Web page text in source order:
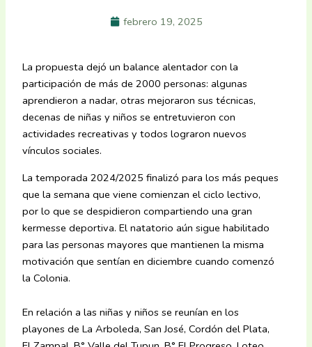
febrero 19, 2025
La propuesta dejó un balance alentador con la
participación de más de 2000 personas: algunas
aprendieron a nadar, otras mejoraron sus técnicas,
decenas de niñas y niños se entretuvieron con
actividades recreativas y todos lograron nuevos
vínculos sociales.
La temporada 2024/2025 finalizó para los más peques
que la semana que viene comienzan el ciclo lectivo,
por lo que se despidieron compartiendo una gran
kermesse deportiva. El natatorio aún sigue habilitado
para las personas mayores que mantienen la misma
motivación que sentían en diciembre cuando comenzó
la Colonia.
En relación a las niñas y niños se reunían en los
playones de La Arboleda, San José, Cordón del Plata,